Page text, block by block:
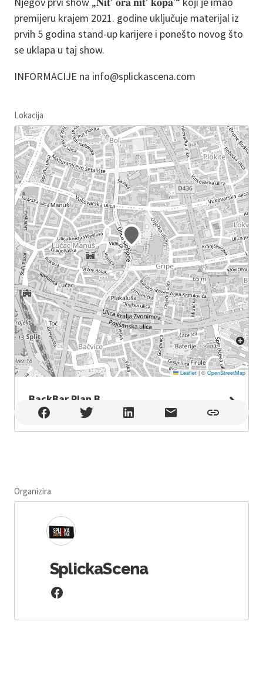
premijeru krajem 2021. godine uključuje materijal iz
prvih 5 godina stand-up karijere i ponešto novog što
se uklapa u taj show.
INFORMACIJE na info@splickascena.com
Lokacija
Leaflet |© OpenStreetMap
BackBar Plan B
BackBar Plan B , Split
Organizira
SplickaScena